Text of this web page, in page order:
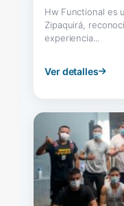
Hw Functional es
Zipaquirá,
experiencia...
Ver detalles